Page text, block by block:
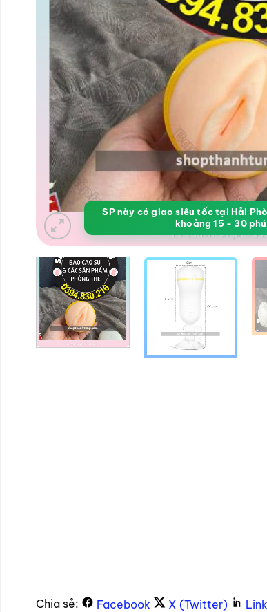
SP này có giao siêu tốc tại Hải
khoảng 15 - 30
Chia sẻ: Facebook X (Twitter)